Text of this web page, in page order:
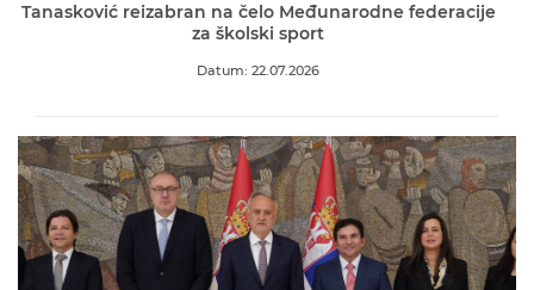
Tanasković reizabran na čelo Međunarodne federacije
za školski sport
Datum: 22.07.2026